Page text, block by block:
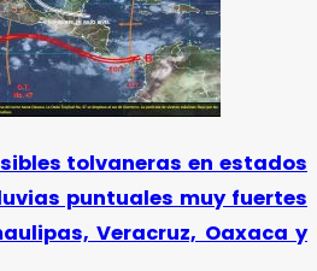
tolvaneras en estados
puntuales muy fuertes
Veracruz, Oaxaca y